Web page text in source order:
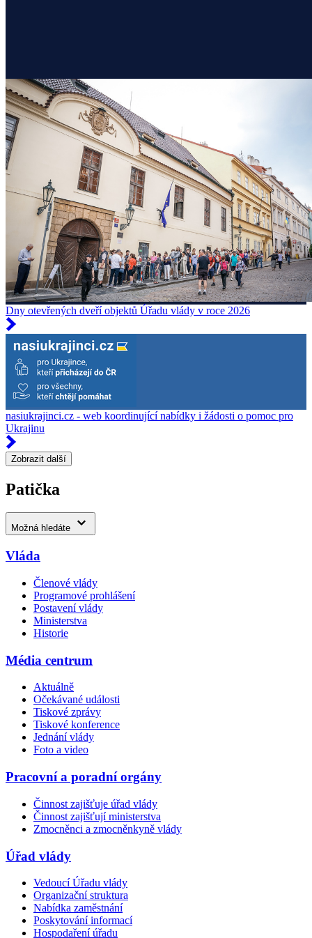
Dny otevřených dveří objektů Úřadu vlády v roce 2026
nasiukrajinci.cz - web koordinující nabídky i žádosti o pomoc pro
Ukrajinu
Zobrazit další
Patička
Možná hledáte
Vláda
Členové vlády
Programové prohlášení
Postavení vlády
Ministerstva
Historie
Média centrum
Aktuálně
Očekávané události
Tiskové zprávy
Tiskové konference
Jednání vlády
Foto a video
Pracovní a poradní orgány
Činnost zajišťuje úřad vlády
Činnost zajišťují ministerstva
Zmocněnci a zmocněnkyně vlády
Úřad vlády
Vedoucí Úřadu vlády
Organizační struktura
Nabídka zaměstnání
Poskytování informací
Hospodaření úřadu